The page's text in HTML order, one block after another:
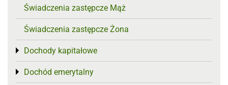
Świadczenia zastępcze Mąż
Świadczenia zastępcze Żona
Dochody kapitałowe
Toggle menu
Dochód emerytalny
Toggle menu